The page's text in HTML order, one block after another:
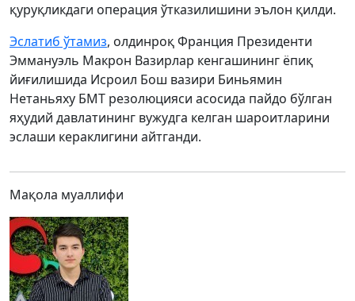
қуруқликдаги операция ўтказилишини эълон қилди.
Эслатиб ўтамиз, олдинроқ Франция Президенти
Эммануэль Макрон Вазирлар кенгашининг ёпиқ
йиғилишида Исроил Бош вазири Биньямин
Нетаньяху БМТ резолюцияси асосида пайдо бўлган
яҳудий давлатининг вужудга келган шароитларини
эслаши кераклигини айтганди.
Мақола муаллифи